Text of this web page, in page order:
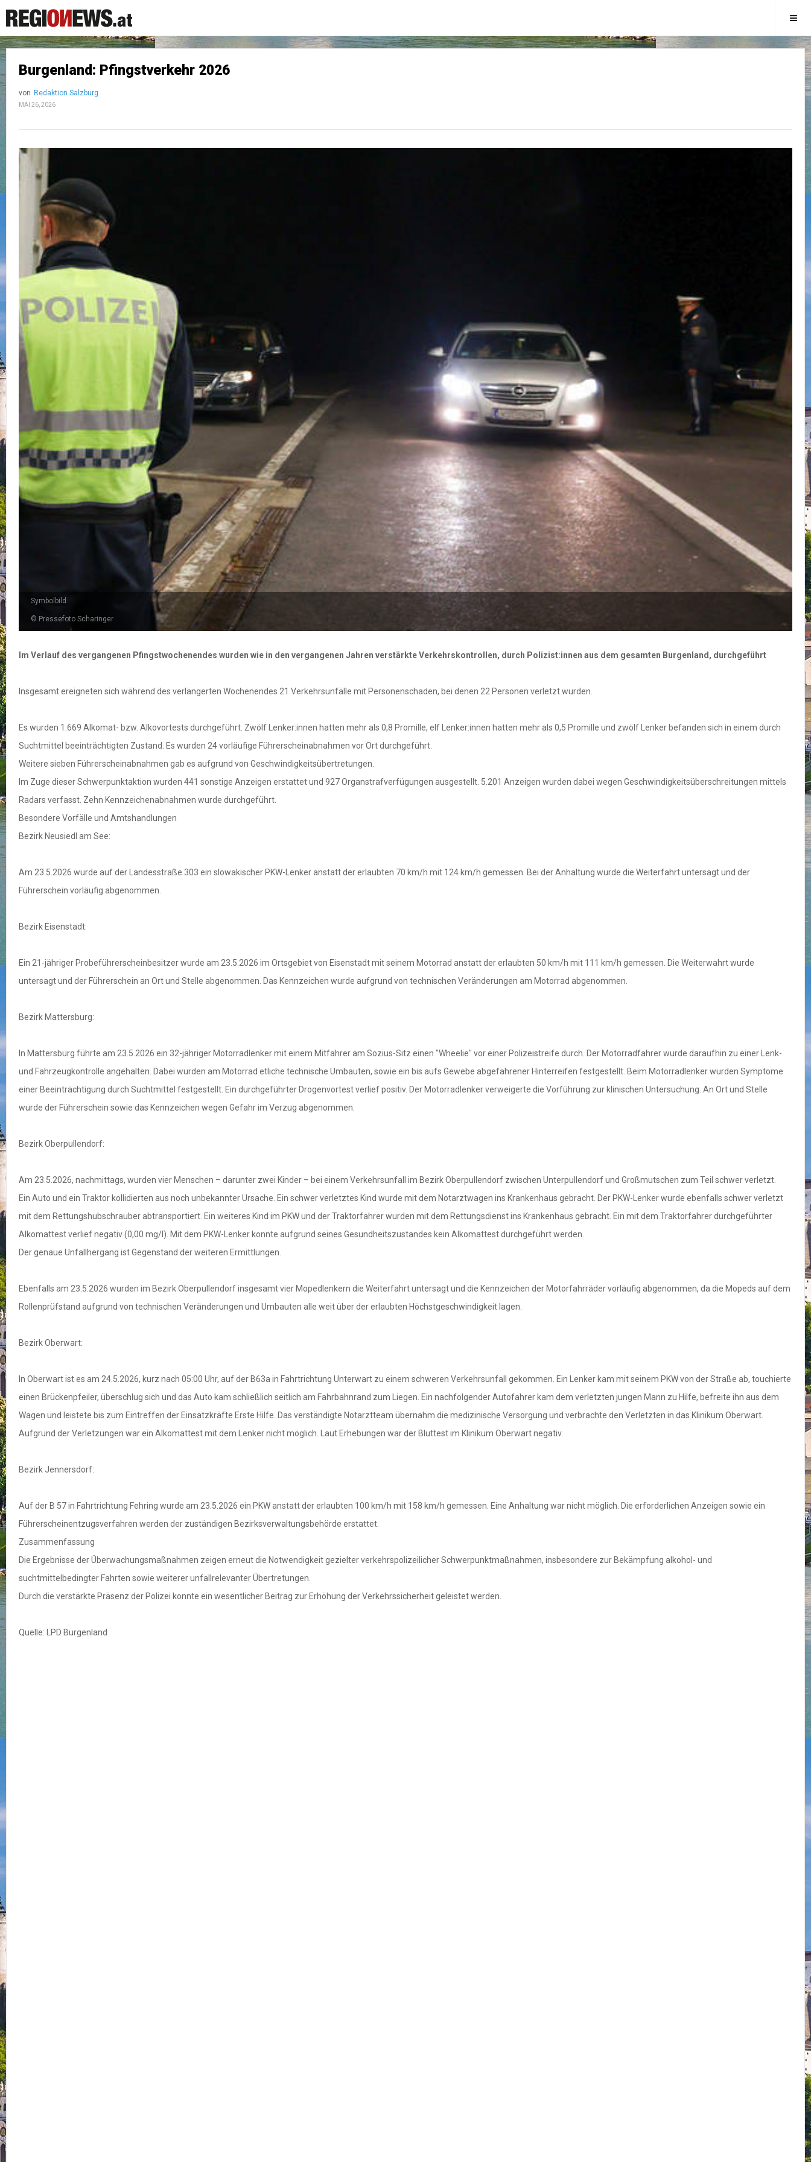
Burgenland: Pfingstverkehr 2026
von Redaktion Salzburg
MAI 26, 2026
Symbolbild
© Pressefoto Scharinger
Im Verlauf des vergangenen Pfingstwochenendes wurden wie in den vergangenen Jahren verstärkte Verkehrskontrollen, durch Polizist:innen aus dem gesamten Burgenland, durchgeführt
Insgesamt ereigneten sich während des verlängerten Wochenendes 21 Verkehrsunfälle mit Personenschaden, bei denen 22 Personen verletzt wurden.
Es wurden 1.669 Alkomat- bzw. Alkovortests durchgeführt. Zwölf Lenker:innen hatten mehr als 0,8 Promille, elf Lenker:innen hatten mehr als 0,5 Promille und zwölf Lenker befanden sich in einem durch
Suchtmittel beeinträchtigten Zustand. Es wurden 24 vorläufige Führerscheinabnahmen vor Ort durchgeführt.
Weitere sieben Führerscheinabnahmen gab es aufgrund von Geschwindigkeitsübertretungen.
Im Zuge dieser Schwerpunktaktion wurden 441 sonstige Anzeigen erstattet und 927 Organstrafverfügungen ausgestellt. 5.201 Anzeigen wurden dabei wegen Geschwindigkeitsüberschreitungen mittels
Radars verfasst. Zehn Kennzeichenabnahmen wurde durchgeführt.
Besondere Vorfälle und Amtshandlungen
Bezirk Neusiedl am See:
Am 23.5.2026 wurde auf der Landesstraße 303 ein slowakischer PKW-Lenker anstatt der erlaubten 70 km/h mit 124 km/h gemessen. Bei der Anhaltung wurde die Weiterfahrt untersagt und der
Führerschein vorläufig abgenommen.
Bezirk Eisenstadt:
Ein 21-jähriger Probeführerscheinbesitzer wurde am 23.5.2026 im Ortsgebiet von Eisenstadt mit seinem Motorrad anstatt der erlaubten 50 km/h mit 111 km/h gemessen. Die Weiterwahrt wurde
untersagt und der Führerschein an Ort und Stelle abgenommen. Das Kennzeichen wurde aufgrund von technischen Veränderungen am Motorrad abgenommen.
Bezirk Mattersburg:
In Mattersburg führte am 23.5.2026 ein 32-jähriger Motorradlenker mit einem Mitfahrer am Sozius-Sitz einen "Wheelie" vor einer Polizeistreife durch. Der Motorradfahrer wurde daraufhin zu einer Lenk-
und Fahrzeugkontrolle angehalten. Dabei wurden am Motorrad etliche technische Umbauten, sowie ein bis aufs Gewebe abgefahrener Hinterreifen festgestellt. Beim Motorradlenker wurden Symptome
einer Beeinträchtigung durch Suchtmittel festgestellt. Ein durchgeführter Drogenvortest verlief positiv. Der Motorradlenker verweigerte die Vorführung zur klinischen Untersuchung. An Ort und Stelle
wurde der Führerschein sowie das Kennzeichen wegen Gefahr im Verzug abgenommen.
Bezirk Oberpullendorf:
Am 23.5.2026, nachmittags, wurden vier Menschen – darunter zwei Kinder – bei einem Verkehrsunfall im Bezirk Oberpullendorf zwischen Unterpullendorf und Großmutschen zum Teil schwer verletzt.
Ein Auto und ein Traktor kollidierten aus noch unbekannter Ursache. Ein schwer verletztes Kind wurde mit dem Notarztwagen ins Krankenhaus gebracht. Der PKW-Lenker wurde ebenfalls schwer verletzt
mit dem Rettungshubschrauber abtransportiert. Ein weiteres Kind im PKW und der Traktorfahrer wurden mit dem Rettungsdienst ins Krankenhaus gebracht. Ein mit dem Traktorfahrer durchgeführter
Alkomattest verlief negativ (0,00 mg/l). Mit dem PKW-Lenker konnte aufgrund seines Gesundheitszustandes kein Alkomattest durchgeführt werden.
Der genaue Unfallhergang ist Gegenstand der weiteren Ermittlungen.
Ebenfalls am 23.5.2026 wurden im Bezirk Oberpullendorf insgesamt vier Mopedlenkern die Weiterfahrt untersagt und die Kennzeichen der Motorfahrräder vorläufig abgenommen, da die Mopeds auf dem
Rollenprüfstand aufgrund von technischen Veränderungen und Umbauten alle weit über der erlaubten Höchstgeschwindigkeit lagen.
Bezirk Oberwart:
In Oberwart ist es am 24.5.2026, kurz nach 05:00 Uhr, auf der B63a in Fahrtrichtung Unterwart zu einem schweren Verkehrsunfall gekommen. Ein Lenker kam mit seinem PKW von der Straße ab, touchierte
einen Brückenpfeiler, überschlug sich und das Auto kam schließlich seitlich am Fahrbahnrand zum Liegen. Ein nachfolgender Autofahrer kam dem verletzten jungen Mann zu Hilfe, befreite ihn aus dem
Wagen und leistete bis zum Eintreffen der Einsatzkräfte Erste Hilfe. Das verständigte Notarztteam übernahm die medizinische Versorgung und verbrachte den Verletzten in das Klinikum Oberwart.
Aufgrund der Verletzungen war ein Alkomattest mit dem Lenker nicht möglich. Laut Erhebungen war der Bluttest im Klinikum Oberwart negativ.
Bezirk Jennersdorf:
Auf der B 57 in Fahrtrichtung Fehring wurde am 23.5.2026 ein PKW anstatt der erlaubten 100 km/h mit 158 km/h gemessen. Eine Anhaltung war nicht möglich. Die erforderlichen Anzeigen sowie ein
Führerscheinentzugsverfahren werden der zuständigen Bezirksverwaltungsbehörde erstattet.
Zusammenfassung
Die Ergebnisse der Überwachungsmaßnahmen zeigen erneut die Notwendigkeit gezielter verkehrspolizeilicher Schwerpunktmaßnahmen, insbesondere zur Bekämpfung alkohol- und
suchtmittelbedingter Fahrten sowie weiterer unfallrelevanter Übertretungen.
Durch die verstärkte Präsenz der Polizei konnte ein wesentlicher Beitrag zur Erhöhung der Verkehrssicherheit geleistet werden.
Quelle: LPD Burgenland